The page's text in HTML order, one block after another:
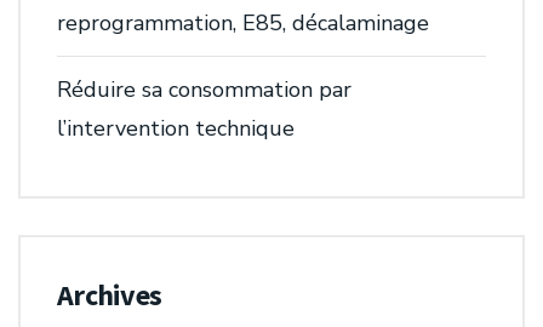
reprogrammation, E85, décalaminage
Réduire sa consommation par
l’intervention technique
Archives